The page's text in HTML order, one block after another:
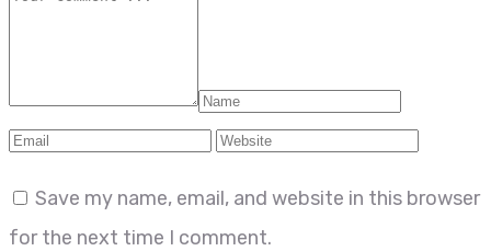
Save my name, email, and website in this browser
for the next time I comment.